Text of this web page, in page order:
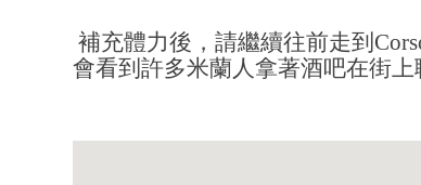
補充體力後，請繼續往前走到
會看到許多米蘭人拿著酒吧在街